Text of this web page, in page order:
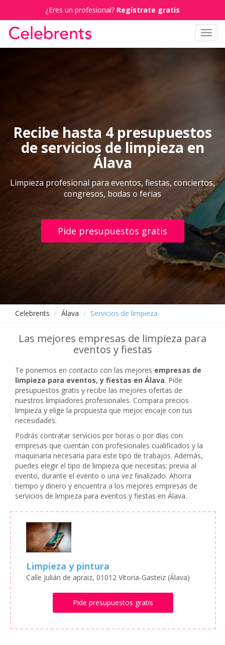
¿Eres un profesional? Regístrate gratis
Recibe hasta 4 presupuestos
de servicios de limpieza en
Álava
Limpieza profesional para eventos, fiestas, conciertos,
congresos, bodas o ferias
Pide presupuestos gratis
Celebrents Álava Servicios de limpieza
Las mejores empresas de limpieza para
eventos y fiestas
Te ponemos en contacto con las mejores empresas de
limpieza para eventos, y fiestas en Álava. Pide
presupuestos gratis y recibe las mejores ofertas de
nuestros limpiadores profesionales. Compara precios
limpieza y elige la propuesta que mejor encaje con tus
necesidades.
Podrás contratar servicios por horas o por días con
empresas que cuentan con profesionales cualificados y la
maquinaria necesaria para este tipo de trabajos. Además,
puedes elegir el tipo de limpieza que necesitas: previa al
evento, durante el evento o una vez finalizado. Ahorra
tiempo y dinero y encuentra a los mejores empresas de
servicios de limpieza para eventos y fiestas en Álava.
Limpieza y pintura
Calle Julián de apraiz, 01012 Vitoria-Gasteiz (Álava)
Pide presupuestos gratis